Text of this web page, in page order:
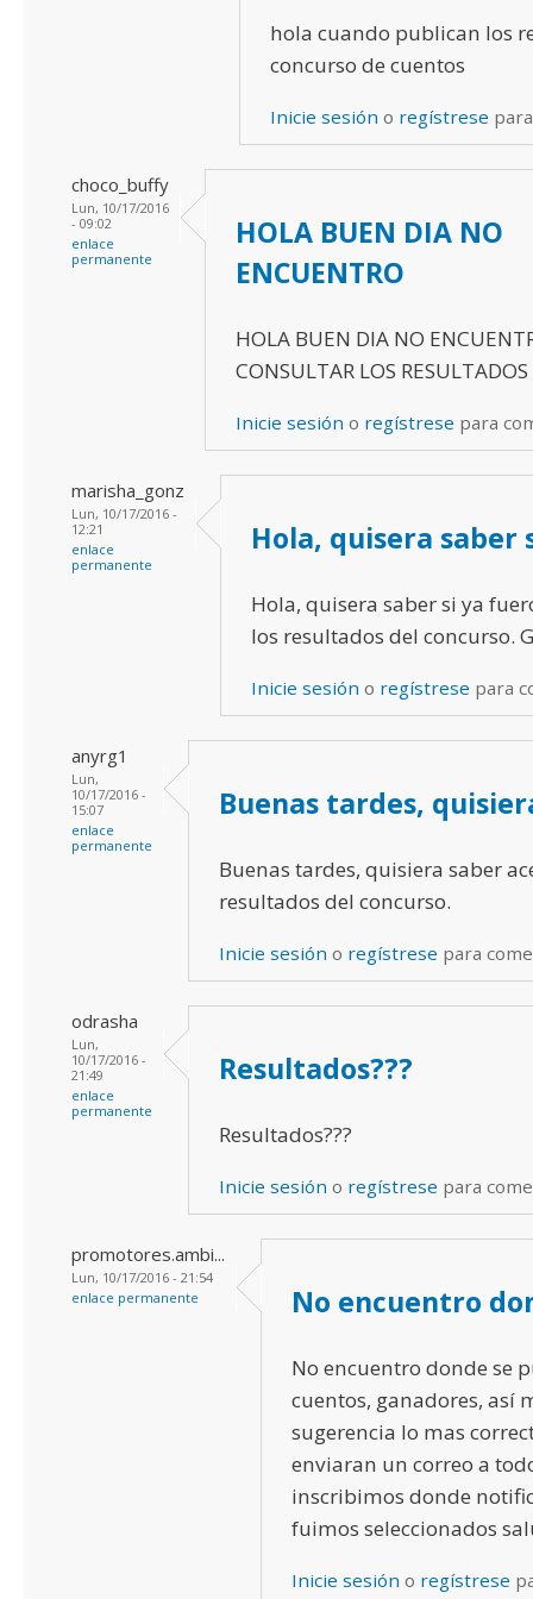
hola cuando publican los
concurso de cuentos
Inicie sesión o regístrese
choco_buffy
Lun, 10/17/2016
- 09:02
enlace
permanente
HOLA BUEN DIA NO
ENCUENTRO
HOLA BUEN DIA NO
CONSULTAR LOS RESULTADOS
Inicie sesión o regístrese para
marisha_gonz
Lun, 10/17/2016 -
12:21
enlace
permanente
Hola, quisera saber
Hola, quisera saber si ya
los resultados del concurso.
Inicie sesión o regístrese para
anyrg1
Lun,
10/17/2016 -
15:07
enlace
permanente
Buenas tardes,
Buenas tardes, quisiera saber
resultados del concurso.
Inicie sesión o regístrese para
odrasha
Lun,
10/17/2016 -
21:49
enlace
permanente
Resultados???
Resultados???
Inicie sesión o regístrese para
promotores.ambi...
Lun, 10/17/2016 - 21:54
enlace permanente
No encuentro
No encuentro donde se
cuentos, ganadores, así
sugerencia lo mas
enviaran un correo a
inscribimos donde
fuimos seleccionados
Inicie sesión o regístrese